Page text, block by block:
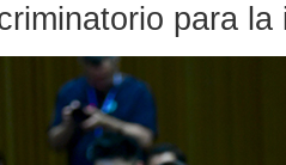
para